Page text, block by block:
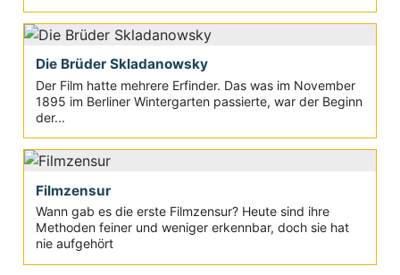
Die Brüder Skladanowsky
Der Film hatte mehrere Erfinder. Das was im November
1895 im Berliner Wintergarten passierte, war der Beginn
der...
Filmzensur
Wann gab es die erste Filmzensur? Heute sind ihre
Methoden feiner und weniger erkennbar, doch sie hat
nie aufgehört